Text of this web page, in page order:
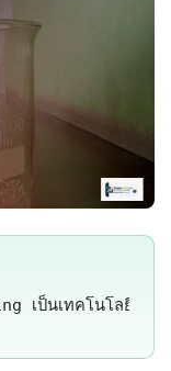
ป็นเทคโนโลยีที่สำ